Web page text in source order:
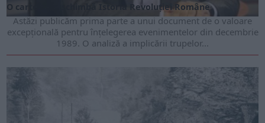
O carte care schimbă Istoria Revoluției Române
Astăzi publicăm prima parte a unui document de o valoare
excepțională pentru înțelegerea evenimentelor din decembrie
1989. O analiză a implicării trupelor...